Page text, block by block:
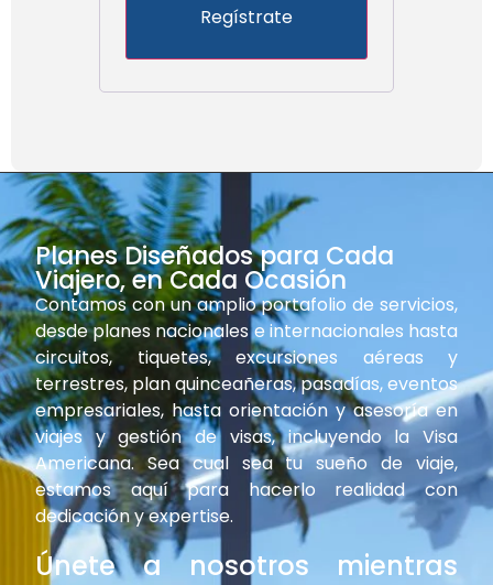
Planes Diseñados para Cada
Viajero, en Cada Ocasión
Contamos con un amplio portafolio de servicios,
desde planes nacionales e internacionales hasta
circuitos, tiquetes, excursiones aéreas y
terrestres, plan quinceañeras, pasadías, eventos
empresariales, hasta orientación y asesoría en
viajes y gestión de visas, incluyendo la Visa
Americana. Sea cual sea tu sueño de viaje,
estamos aquí para hacerlo realidad con
dedicación y expertise.
Únete a nosotros mientras